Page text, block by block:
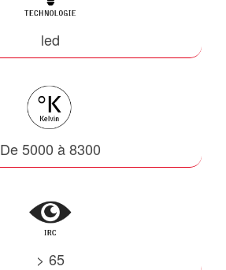
led
De 5000 à 8300
> 65